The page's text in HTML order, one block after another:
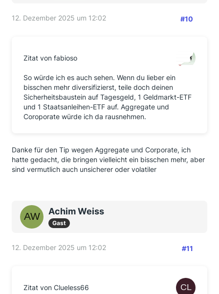
12. Dezember 2025 um 12:02 #10
Zitat von fabioso
So würde ich es auch sehen. Wenn du lieber ein
bisschen mehr diversifizierst, teile doch deinen
Sicherheitsbaustein auf Tagesgeld, 1 Geldmarkt-ETF
und 1 Staatsanleihen-ETF auf. Aggregate und
Coroporate würde ich da rausnehmen.
Danke für den Tip wegen Aggregate und Corporate, ich
hatte gedacht, die bringen vielleicht ein bisschen mehr, aber
sind vermutlich auch unsicherer oder volatiler
Achim Weiss
Gast
12. Dezember 2025 um 12:02 #11
Zitat von Clueless66